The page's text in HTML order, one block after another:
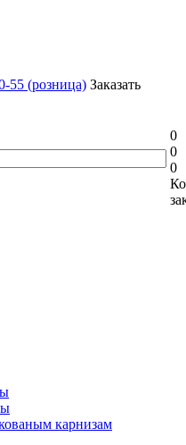
55 (розница) Заказать
0
0
0
карнизам